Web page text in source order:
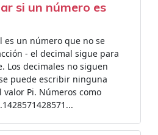
si un número es
es un número que no se
- el decimal sigue para
Los decimales no siguen
puede escribir ninguna
Pi. Números como